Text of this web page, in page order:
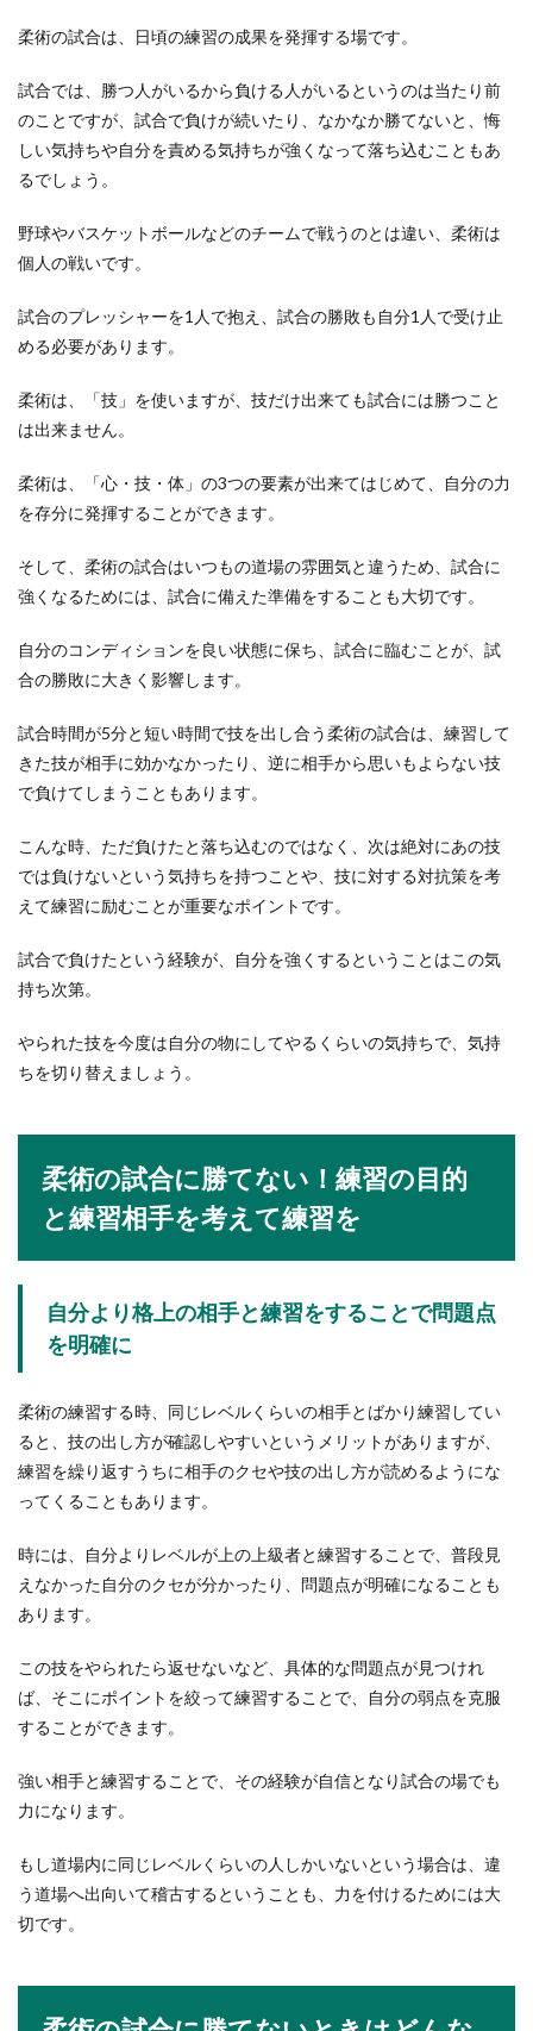
上の階の足音対策！具体的な解決策と
対処法・騒音の基準について
の中にいても...
結婚式の祝儀袋は処分しにくい…リメ
結婚式の祝儀袋はいつまでとっておけばいいので
時期・内祝い選びのポイント
新築祝いのお返しをします。このときに悩むの
が、親からの新...
サッカーをしている人の中には、パスの受け方が
わからずに上手にパスをもらうことができない人
もいるのでは...
ペンホルダーについて解説
るのではない...
バスケのシュートがゴールに届かない
悲劇。足りないものは〇〇
バスケのシュートがゴールに届かない。正確にゴ
柔術の試合は、日頃の練習の成果を発揮する場です。
試合では、勝つ人がいるから負ける人がいるというのは当たり前
のことですが、試合で負けが続いたり、なかなか勝てないと、悔
しい気持ちや自分を責める気持ちが強くなって落ち込むこともあ
るでしょう。
野球やバスケットボールなどのチームで戦うのとは違い、柔術は
個人の戦いです。
試合のプレッシャーを1人で抱え、試合の勝敗も自分1人で受け止
める必要があります。
柔術は、「技」を使いますが、技だけ出来ても試合には勝つこと
は出来ません。
柔術は、「心・技・体」の3つの要素が出来てはじめて、自分の力
を存分に発揮することができます。
そして、柔術の試合はいつもの道場の雰囲気と違うため、試合に
強くなるためには、試合に備えた準備をすることも大切です。
自分のコンディションを良い状態に保ち、試合に臨むことが、試
合の勝敗に大きく影響します。
試合時間が5分と短い時間で技を出し合う柔術の試合は、練習して
きた技が相手に効かなかったり、逆に相手から思いもよらない技
で負けてしまうこともあります。
こんな時、ただ負けたと落ち込むのではなく、次は絶対にあの技
では負けないという気持ちを持つことや、技に対する対抗策を考
えて練習に励むことが重要なポイントです。
試合で負けたという経験が、自分を強くするということはこの気
持ち次第。
やられた技を今度は自分の物にしてやるくらいの気持ちで、気持
ちを切り替えましょう。
柔術の試合に勝てない！練習の目的
と練習相手を考えて練習を
自分より格上の相手と練習をすることで問題点
を明確に
柔術の練習する時、同じレベルくらいの相手とばかり練習してい
ると、技の出し方が確認しやすいというメリットがありますが、
練習を繰り返すうちに相手のクセや技の出し方が読めるようにな
ってくることもあります。
時には、自分よりレベルが上の上級者と練習することで、普段見
えなかった自分のクセが分かったり、問題点が明確になることも
あります。
この技をやられたら返せないなど、具体的な問題点が見つけれ
ば、そこにポイントを絞って練習することで、自分の弱点を克服
することができます。
強い相手と練習することで、その経験が自信となり試合の場でも
力になります。
もし道場内に同じレベルくらいの人しかいないという場合は、違
う道場へ出向いて稽古するということも、力を付けるためには大
切です。